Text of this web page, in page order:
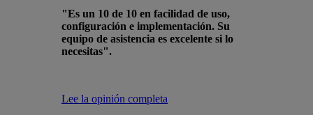
"Es un 10 de 10 en facilidad de uso,
configuración e implementación. Su
equipo de asistencia es excelente si lo
necesitas".
Lee la opinión completa